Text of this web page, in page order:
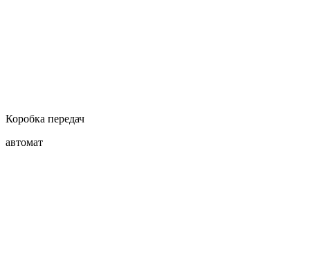
Коробка передач
автомат